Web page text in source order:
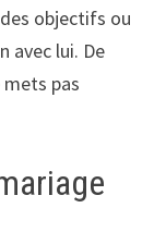
objectifs ou
avec lui. De
pas